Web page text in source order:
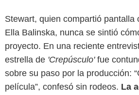
Stewart, quien compartió pantalla
Ella Balinska, nunca se sintió
proyecto. En una reciente
estrella de 'Crepúsculo'fue
sobre su paso por la producción:
película”, confesó sin rodeos. La
Max